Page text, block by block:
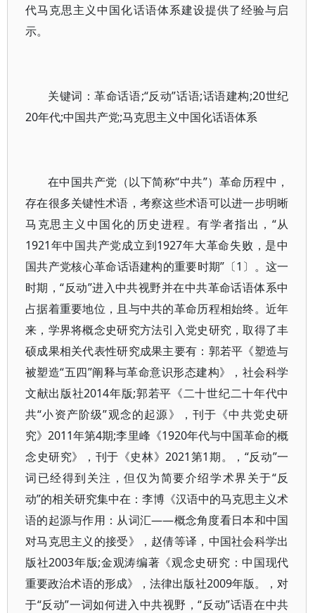
代马克思主义中国化话语体系建设提供了经验与启
示。
关键词：革命话语;“反动”话语;话语建构;20世纪
20年代;中国共产党;马克思主义中国化话语体系
在中国共产党（以下简称“中共”）革命历程中，
存在很多关键性术语，考察这些术语可以进一步明晰
马克思主义中国化的历史进程。有学者指出，“从
1921年中国共产党成立到1927年大革命失败，是中
国共产党核心革命话语建构的重要时期”〔1〕。这一
时期，“反动”进入中共视野并在中共革命话语体系中
占据着重要地位，且与中共的革命历程相始终。近年
来，学界将概念史研究方法引入党史研究，取得了丰
硕成果相关代表性研究成果主要有：郭若平《塑造与
被塑造“五四”阐释与革命意识形态建构》，社会科学
文献出版社2014年版;郭若平《二十世纪二十年代中
共“小资产阶级”观念的起源》，刊于《中共党史研
究》2011年第4期;李里峰《1920年代与中国革命的概
念史研究》，刊于《史林》2021第1期。，“反动”一
词已经得到关注，但仅为简要介绍学术界关于“反
动”的相关研究集中在：李博《汉语中的马克思主义术
语的起源与作用：从词汇——概念角度看日本和中国
对马克思主义的接受》，赵倩等译，中国社会科学出
版社2003年版;金观涛编著《观念史研究：中国现代
重要政治术语的形成》，法律出版社2009年版。，对
于“反动”一词如何进入中共视野，“反动”话语在中共